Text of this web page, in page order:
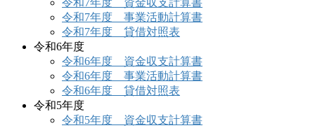
令和7年度 資金収支計算書
令和7年度 事業活動計算書
令和7年度 貸借対照表
令和6年度
令和6年度 資金収支計算書
令和6年度 事業活動計算書
令和6年度 貸借対照表
令和5年度
令和5年度 資金収支計算書